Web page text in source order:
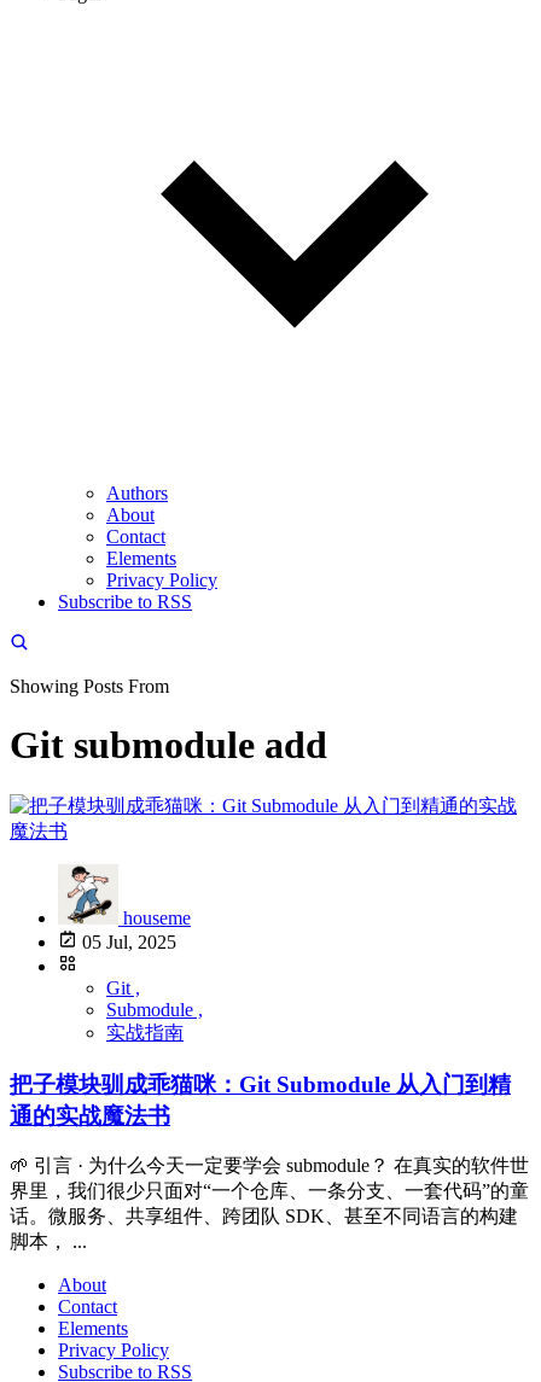
Authors
About
Contact
Elements
Privacy Policy
Subscribe to RSS
Showing Posts From
Git submodule add
houseme
05 Jul, 2025
Git ,
Submodule ,
实战指南
把子模块驯成乖猫咪：Git Submodule 从入门到精
通的实战魔法书
🌱 引言 · 为什么今天一定要学会 submodule？ 在真实的软件世
界里，我们很少只面对“一个仓库、一条分支、一套代码”的童
话。微服务、共享组件、跨团队 SDK、甚至不同语言的构建
脚本， ...
About
Contact
Elements
Privacy Policy
Subscribe to RSS